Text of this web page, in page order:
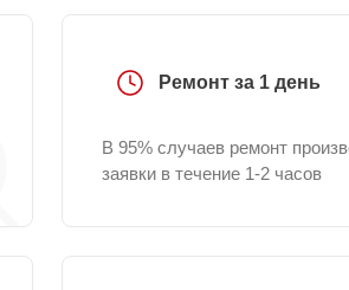
Ремонт за 1 день
В 95% случаев ремонт
заявки в течение 1-2 часов